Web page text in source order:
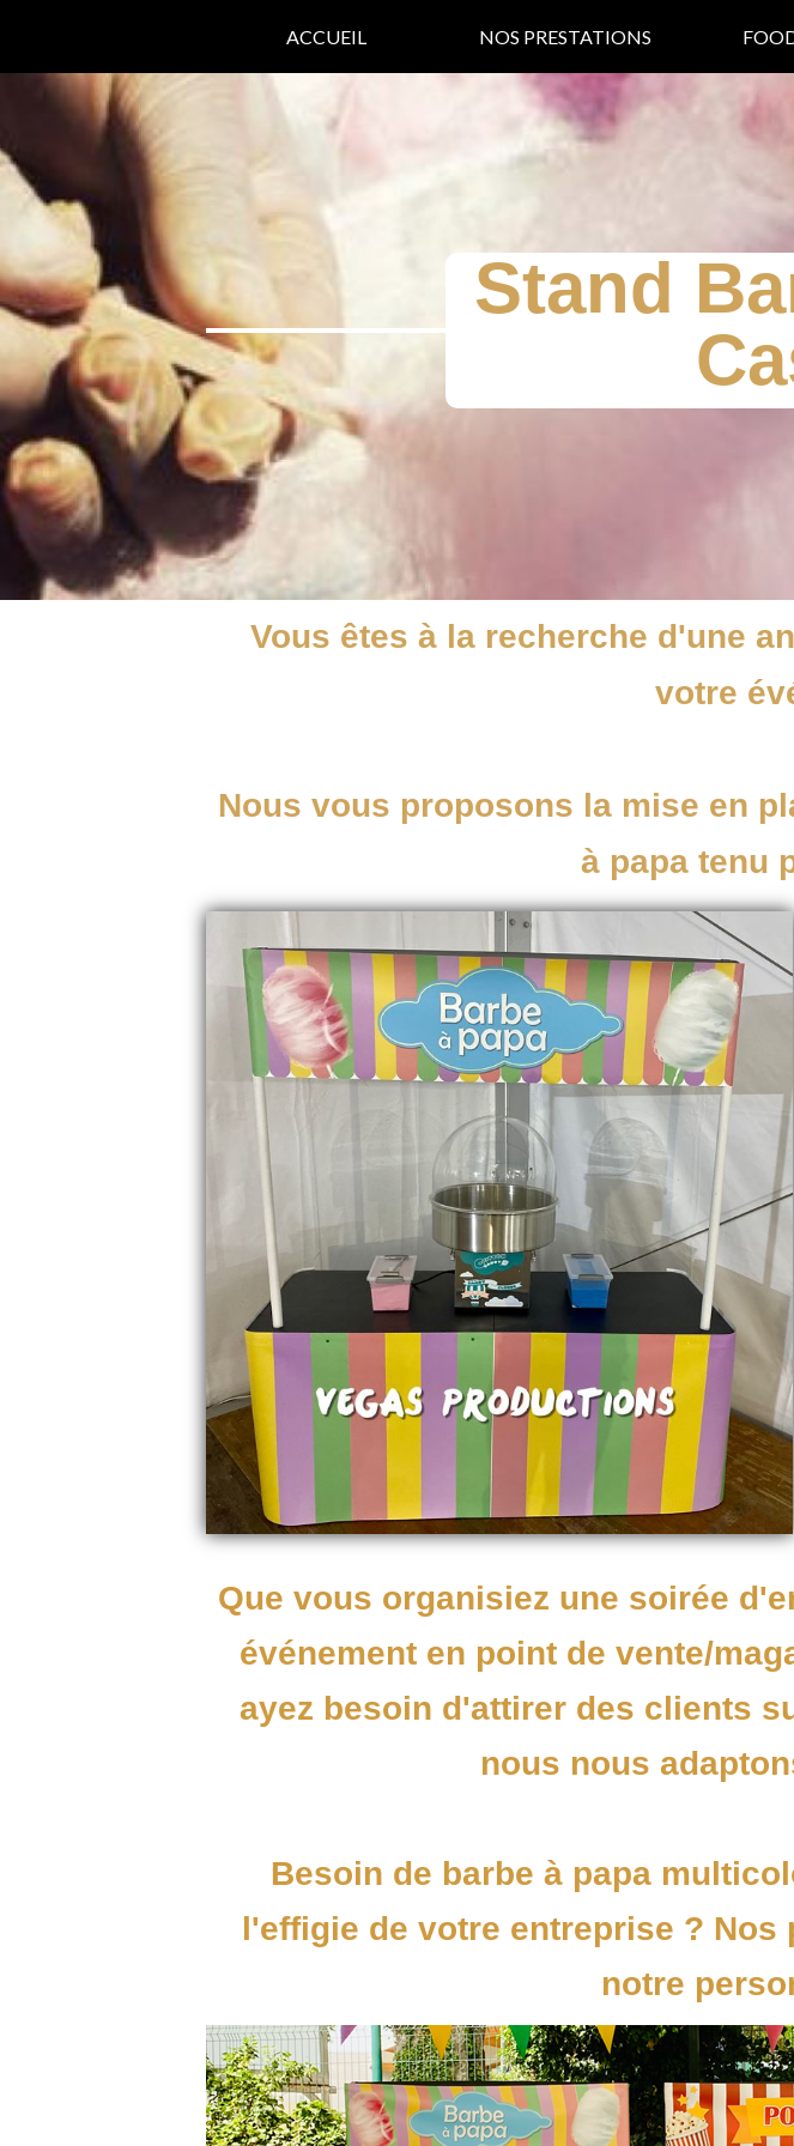
ACCUEIL NOS PRESTATIONS
Stand
Vous êtes à la recherche d'une
votre
Nous vous proposons la mise en
à papa tenu
Que vous organisiez une soirée
événement en point de vente/
ayez besoin d'attirer des clients
nous nous
Besoin de barbe à papa
l'effigie de votre entreprise ?
notre